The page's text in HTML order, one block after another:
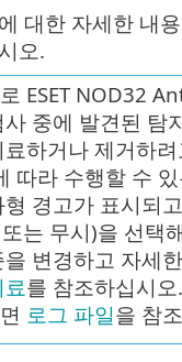
대한 자세한 내
오.
ESET NOD32
사 중에 발견된 탐
하거나 제거하
따라 수행할 수
경고가 표시되
는 무시)을 선택
변경하고 자세
료를 참조하십시
로그 파일을 참